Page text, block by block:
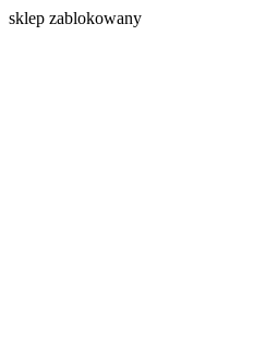
sklep zablokowany